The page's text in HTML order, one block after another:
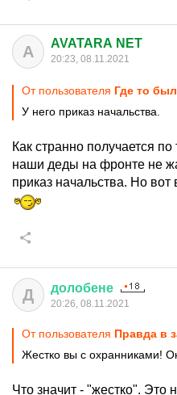
A AVATARA NET
20:23, 08.11.2021
От пользователя Где то
У него приказ начальства.
Как странно получается по
наши деды на фронте не
приказ начальства. Но
Д долобене
20:26, 08.11.2021
От пользователя Правда в
Жестко вы с охранниками!
Что значит - "жестко". Это